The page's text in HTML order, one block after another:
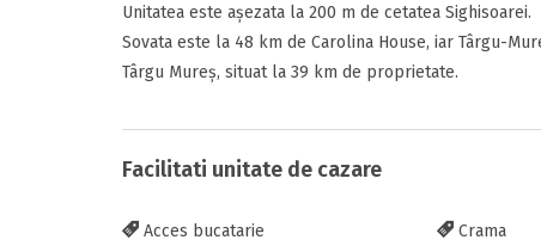
Unitatea este așezata la 200 m de cetatea Sighisoarei.
Sovata este la 48 km de Carolina House, iar Târgu-
Târgu Mureș, situat la 39 km de proprietate.
Facilitati unitate de cazare
Acces bucatarie Crama
Inscrieti-va